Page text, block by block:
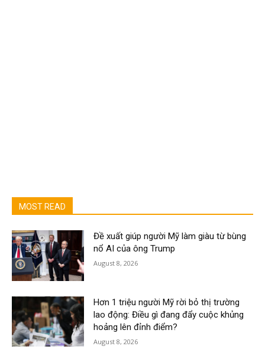
MOST READ
Đề xuất giúp người Mỹ làm giàu từ bùng
nổ AI của ông Trump
August 8, 2026
Hơn 1 triệu người Mỹ rời bỏ thị trường
lao động: Điều gì đang đẩy cuộc khủng
hoảng lên đỉnh điểm?
August 8, 2026